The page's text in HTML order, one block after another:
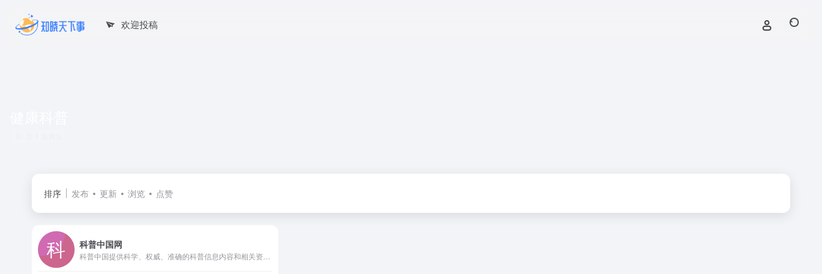
欢迎投稿
排序 发布 更新 浏览 点赞
科普中国网